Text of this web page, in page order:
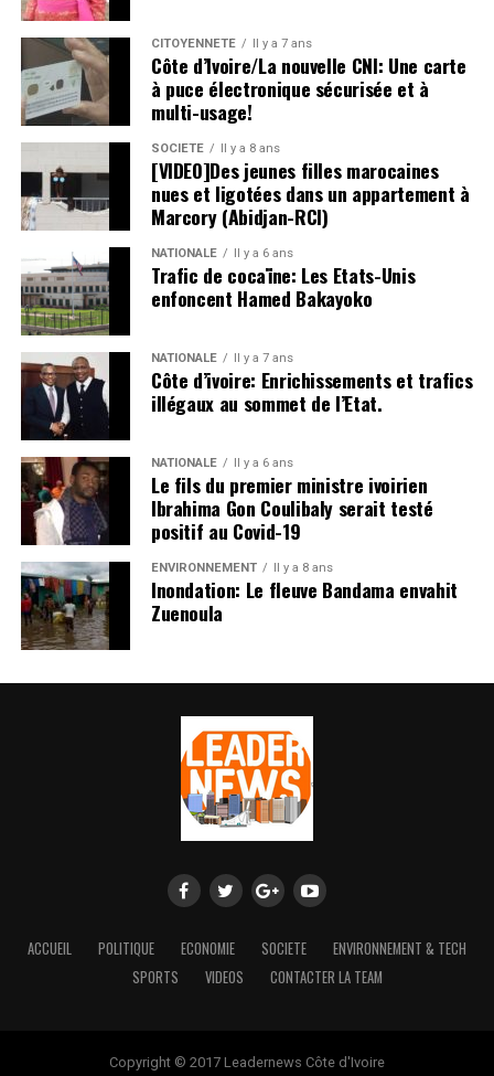
CITOYENNETÉ Il y a 7 ans
Côte d’Ivoire/La nouvelle CNI: Une carte
à puce électronique sécurisée et à
multi-usage!
SOCIETE Il y a 8 ans
[VIDEO]Des jeunes filles marocaines
nues et ligotées dans un appartement à
Marcory (Abidjan-RCI)
NATIONALE Il y a 6 ans
Trafic de cocaïne: Les Etats-Unis
enfoncent Hamed Bakayoko
NATIONALE Il y a 7 ans
Côte d’ivoire: Enrichissements et trafics
illégaux au sommet de l’Etat.
NATIONALE Il y a 6 ans
Le fils du premier ministre ivoirien
Ibrahima Gon Coulibaly serait testé
positif au Covid-19
ENVIRONNEMENT Il y a 8 ans
Inondation: Le fleuve Bandama envahit
Zuenoula
ACCUEIL POLITIQUE ECONOMIE SOCIETE
ENVIRONNEMENT & TECH
SPORTS
VIDEOS CONTACTER LA TEAM
Copyright © 2017 Leadernews Côte d'Ivoire